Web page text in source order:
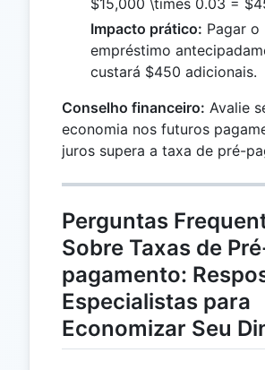
0.03
$15,000 \times 0.03 =
Impacto prático: Pagar o
empréstimo
custará $450 adicionais.
Conselho financeiro: Avalie
economia nos futuros
juros supera a taxa de pré-
Perguntas
Sobre Taxas de
pagamento:
Especialistas para
Economizar Seu